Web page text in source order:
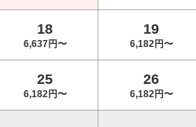
18
6,637円〜
19
6,182円〜
25
6,182円〜
26
6,182円〜